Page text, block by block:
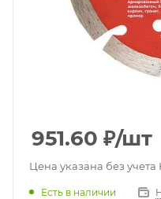
951.60 ₽/шт
Цена указана без
Есть в наличии